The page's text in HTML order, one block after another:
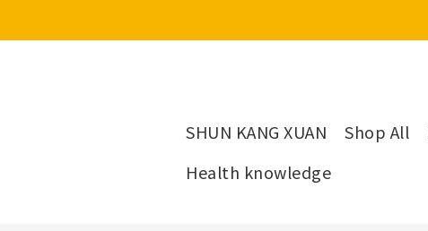
SHUN KANG XUAN Shop All
Health knowledge